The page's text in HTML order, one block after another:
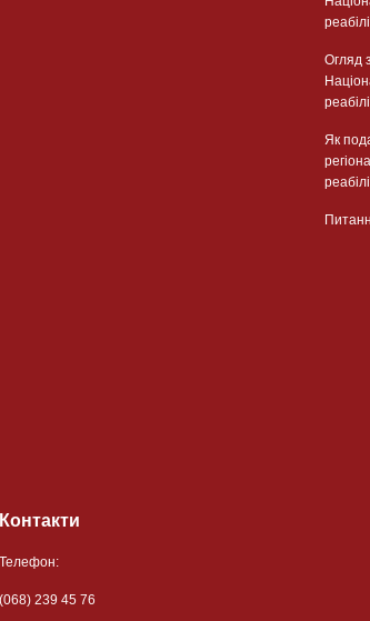
Огляд
Як
Контакти
Телефон:
(068) 239 45 76